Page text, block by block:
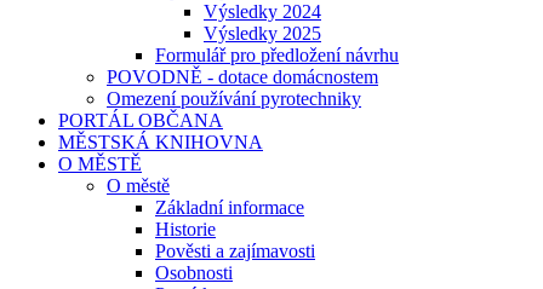
Výsledky 2024
Výsledky 2025
Formulář pro předložení návrhu
POVODNĚ - dotace domácnostem
Omezení používání pyrotechniky
PORTÁL OBČANA
MĚSTSKÁ KNIHOVNA
O MĚSTĚ
O městě
Základní informace
Historie
Pověsti a zajímavosti
Osobnosti